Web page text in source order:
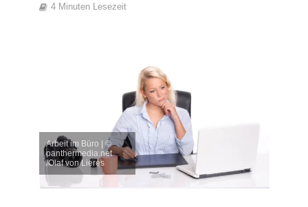
4 Minuten Lesezeit
Arbeit im Büro | ©
panthermedia.net
/Olaf von Lieres